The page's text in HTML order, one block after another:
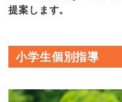
提案します。
小学生個別指導